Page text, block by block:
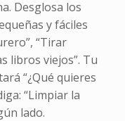
Desglosa los
y fáciles
“Tirar
libros viejos”. Tu
“¿Qué quieres
“Limpiar la
lado.